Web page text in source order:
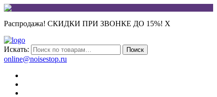
Распродажа! СКИДКИ ПРИ ЗВОНКЕ ДО 15%! X
Искать: Поиск
online@noisestop.ru